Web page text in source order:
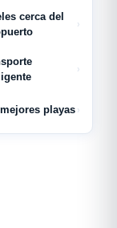
cerca del
›
›
playas ›